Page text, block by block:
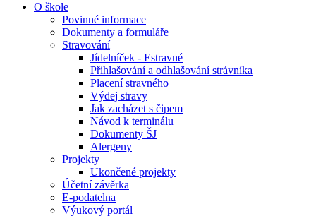
O škole
Povinné informace
Dokumenty a formuláře
Stravování
Jídelníček - Estravné
Přihlašování a odhlašování strávníka
Placení stravného
Výdej stravy
Jak zacházet s čipem
Návod k terminálu
Dokumenty ŠJ
Alergeny
Projekty
Ukončené projekty
Účetní závěrka
E-podatelna
Výukový portál